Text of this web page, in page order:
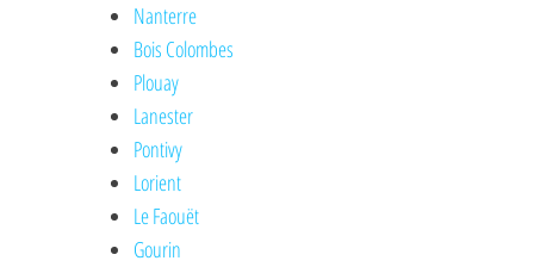
Nanterre
Bois Colombes
Plouay
Lanester
Pontivy
Lorient
Le Faouët
Gourin